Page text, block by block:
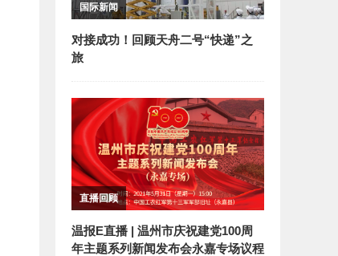
国际新闻
对接成功！回顾天舟二号“快递”之
旅
直播回顾
温报E直播 | 温州市庆祝建党100周
年主题系列新闻发布会永嘉专场议程